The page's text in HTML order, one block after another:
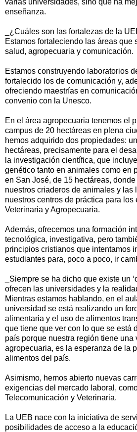
varias universidades, sino que ha
enseñanza.
_¿Cuáles son las fortalezas de la
Estamos fortaleciendo las áreas que
salud, agropecuaria y comunicación.
Estamos construyendo laboratorios
fortalecido los de comunicación y,
ofreciendo maestrías en
convenio con la Unesco.
En el área agropecuaria tenemos el
campus de 20 hectáreas en plena
hemos adquirido dos propiedades:
hectáreas, precisamente para el
la investigación científica, que
genético tanto en animales como en
en San José, de 15 hectáreas,
nuestros criaderos de animales y las
nuestros centros de práctica para los
Veterinaria y Agropecuaria.
Además, ofrecemos una formación
tecnológica, investigativa, pero
principios cristianos que intentamos
estudiantes para, poco a poco, ir
_Siempre se ha dicho que existe un
ofrecen las universidades y la
Mientras estamos hablando, en el
universidad se está realizando un
alimentaria y el uso de alimentos
que tiene que ver con lo que se está
país porque nuestra región tiene
agropecuaria, es la esperanza de la
alimentos del país.
Asimismo, hemos abierto nuevas
exigencias del mercado laboral,
Telecomunicación y Veterinaria.
La UEB nace con la iniciativa de
posibilidades de acceso a la